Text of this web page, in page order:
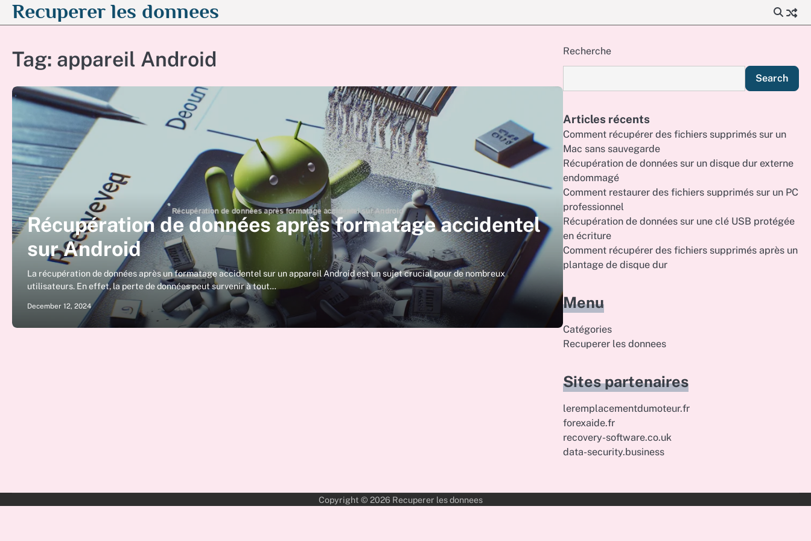
SkipRecuperer les donnees
Tag: appareil Android
Récupération de données après formatage accidentel
sur Android
La récupération de données après un formatage accidentel sur un appareil Android est un sujet crucial pour de nombreux
utilisateurs. En effet, la perte de données peut survenir à tout…
December 12, 2024
Recherche
Search
Articles récents
Comment récupérer des fichiers supprimés sur un
Mac sans sauvegarde
Récupération de données sur un disque dur externe
endommagé
Comment restaurer des fichiers supprimés sur un PC
professionnel
Récupération de données sur une clé USB protégée
en écriture
Comment récupérer des fichiers supprimés après un
plantage de disque dur
Menu
Catégories
Recuperer les donnees
Sites partenaires
leremplacementdumoteur.fr
forexaide.fr
recovery-software.co.uk
data-security.business
Copyright © 2026 Recuperer les donnees